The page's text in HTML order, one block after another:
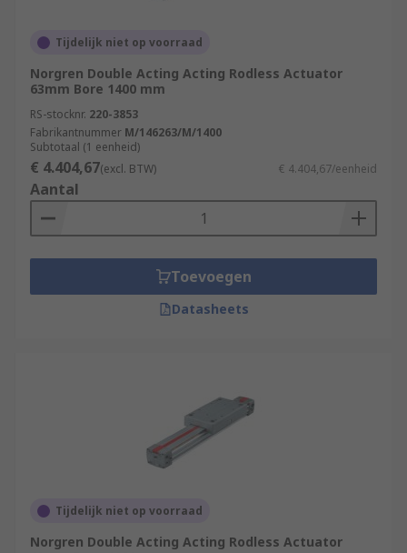
Tijdelijk niet op voorraad
Norgren Double Acting Acting Rodless Actuator
63mm Bore 1400 mm
RS-stocknr. 220-3853
Fabrikantnummer M/146263/M/1400
Subtotaal (1 eenheid)
€ 4.404,67(excl. BTW) € 4.404,67/eenheid
Aantal
Toevoegen
Datasheets
Tijdelijk niet op voorraad
Norgren Double Acting Acting Rodless Actuator